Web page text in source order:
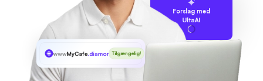
Forslag med
UltaAI
wwwMyCafe.diamondsTilgængelig!